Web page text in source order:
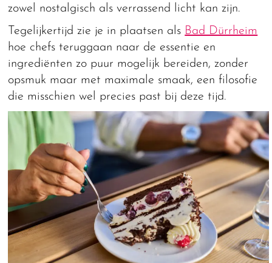
zowel nostalgisch als verrassend licht kan zijn.
Tegelijkertijd zie je in plaatsen als Bad Dürrheim
hoe chefs teruggaan naar de essentie en
ingrediënten zo puur mogelijk bereiden, zonder
opsmuk maar met maximale smaak, een filosofie
die misschien wel precies past bij deze tijd.